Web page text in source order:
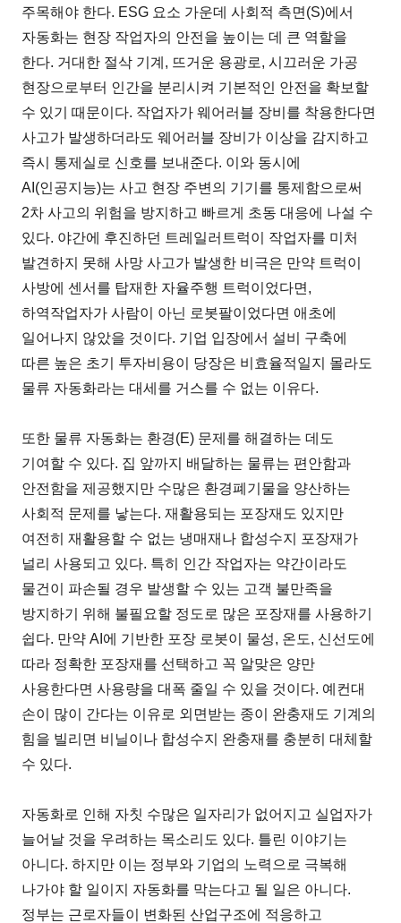
주목해야 한다. ESG 요소 가운데 사회적 측면(S)에서
자동화는 현장 작업자의 안전을 높이는 데 큰 역할을
한다. 거대한 절삭 기계, 뜨거운 용광로, 시끄러운 가공
현장으로부터 인간을 분리시켜 기본적인 안전을 확보할
수 있기 때문이다. 작업자가 웨어러블 장비를 착용한다면
사고가 발생하더라도 웨어러블 장비가 이상을 감지하고
즉시 통제실로 신호를 보내준다. 이와 동시에
AI(인공지능)는 사고 현장 주변의 기기를 통제함으로써
2차 사고의 위험을 방지하고 빠르게 초동 대응에 나설 수
있다. 야간에 후진하던 트레일러트럭이 작업자를 미처
발견하지 못해 사망 사고가 발생한 비극은 만약 트럭이
사방에 센서를 탑재한 자율주행 트럭이었다면,
하역작업자가 사람이 아닌 로봇팔이었다면 애초에
일어나지 않았을 것이다. 기업 입장에서 설비 구축에
따른 높은 초기 투자비용이 당장은 비효율적일지 몰라도
물류 자동화라는 대세를 거스를 수 없는 이유다.
또한 물류 자동화는 환경(E) 문제를 해결하는 데도
기여할 수 있다. 집 앞까지 배달하는 물류는 편안함과
안전함을 제공했지만 수많은 환경폐기물을 양산하는
사회적 문제를 낳는다. 재활용되는 포장재도 있지만
여전히 재활용할 수 없는 냉매재나 합성수지 포장재가
널리 사용되고 있다. 특히 인간 작업자는 약간이라도
물건이 파손될 경우 발생할 수 있는 고객 불만족을
방지하기 위해 불필요할 정도로 많은 포장재를 사용하기
쉽다. 만약 AI에 기반한 포장 로봇이 물성, 온도, 신선도에
따라 정확한 포장재를 선택하고 꼭 알맞은 양만
사용한다면 사용량을 대폭 줄일 수 있을 것이다. 예컨대
손이 많이 간다는 이유로 외면받는 종이 완충재도 기계의
힘을 빌리면 비닐이나 합성수지 완충재를 충분히 대체할
수 있다.
자동화로 인해 자칫 수많은 일자리가 없어지고 실업자가
늘어날 것을 우려하는 목소리도 있다. 틀린 이야기는
아니다. 하지만 이는 정부와 기업의 노력으로 극복해
나가야 할 일이지 자동화를 막는다고 될 일은 아니다.
정부는 근로자들이 변화된 산업구조에 적응하고